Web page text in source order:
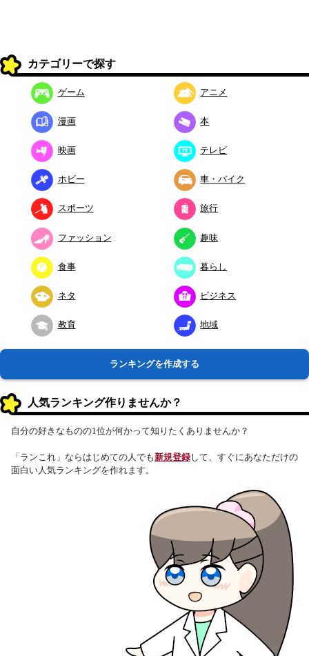
カテゴリーで探す
ゲーム アニメ
漫画 本
映画 テレビ
ホビー 車・バイク
スポーツ 旅行
ファッション 趣味
食事 暮らし
ネタ ビジネス
教育 地域
ランキングを作成する
人気ランキング作りませんか？
自分の好きなものの1位が何かって知りたくありませんか？
「ランこれ」ならはじめての人でも新規登録して、すぐにあなただけの
面白い人気ランキングを作れます。